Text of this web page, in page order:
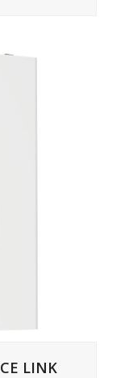
LINK